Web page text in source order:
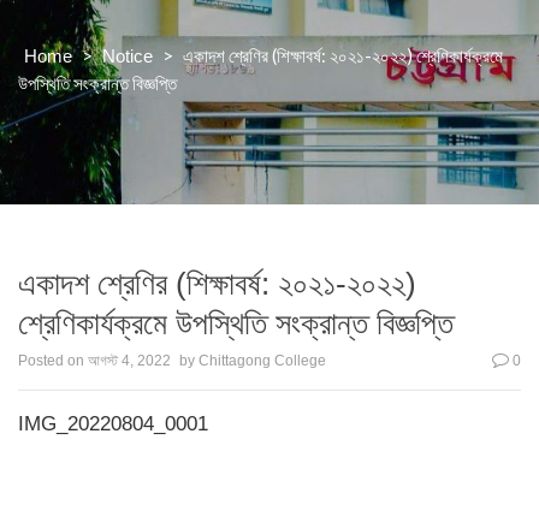
Home > Notice > একাদশ শ্রেণির (শিক্ষাবর্ষ: ২০২১-২০২২) শ্রেণিকার্যক্রমে
উপস্থিতি সংক্রান্ত বিজ্ঞপ্তি
একাদশ শ্রেণির (শিক্ষাবর্ষ: ২০২১-২০২২)
শ্রেণিকার্যক্রমে উপস্থিতি সংক্রান্ত বিজ্ঞপ্তি
Posted on আগস্ট 4, 2022 by Chittagong College 0
IMG_20220804_0001